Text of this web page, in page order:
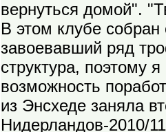
вернуться домой".
В этом клубе
завоевавший ряд
структура, поэтому
возможность
из Энсхеде заняла
Нидерландов-2010/